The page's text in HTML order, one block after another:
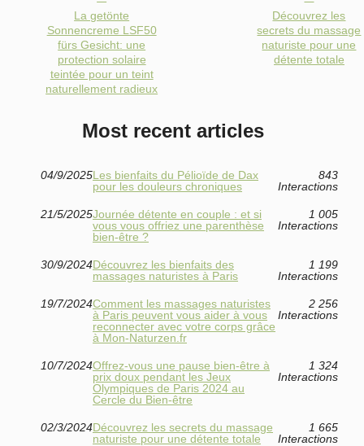
La getönte
Sonnencreme LSF50
fürs Gesicht: une
protection solaire
teintée pour un teint
naturellement radieux
Découvrez les
secrets du massage
naturiste pour une
détente totale
Most recent articles
04/9/2025Les bienfaits du Pélioïde de Dax
pour les douleurs chroniques
843
Interactions
21/5/2025Journée détente en couple : et si
vous vous offriez une parenthèse
bien-être ?
1 005
Interactions
30/9/2024Découvrez les bienfaits des
massages naturistes à Paris
1 199
Interactions
19/7/2024Comment les massages naturistes
à Paris peuvent vous aider à vous
reconnecter avec votre corps grâce
à Mon-Naturzen.fr
2 256
Interactions
10/7/2024Offrez-vous une pause bien-être à
prix doux pendant les Jeux
Olympiques de Paris 2024 au
Cercle du Bien-être
1 324
Interactions
02/3/2024Découvrez les secrets du massage
naturiste pour une détente totale
1 665
Interactions